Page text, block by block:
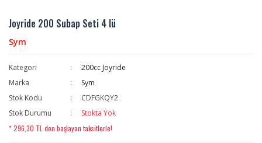
Joyride 200 Subap Seti 4 lü
Sym
Kategori
200cc Joyride
Marka
Sym
Stok Kodu
CDFGKQY2
Stok Durumu
Stokta Yok
* 296,30 TL den başlayan taksitlerle!